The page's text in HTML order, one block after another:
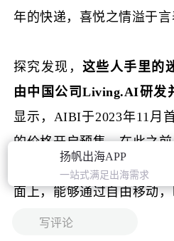
扬帆出海APP
一站式满足出海需求
年的快递，喜悦之情溢于言
探究发现，这些人手里的
由中国公司Living.AI研发
显示，AIBI于2023年11月
的价格开启预售。在此之
款AI宠物机器人EMO，价
面上，能够通过自由移动
陪伴。写评论